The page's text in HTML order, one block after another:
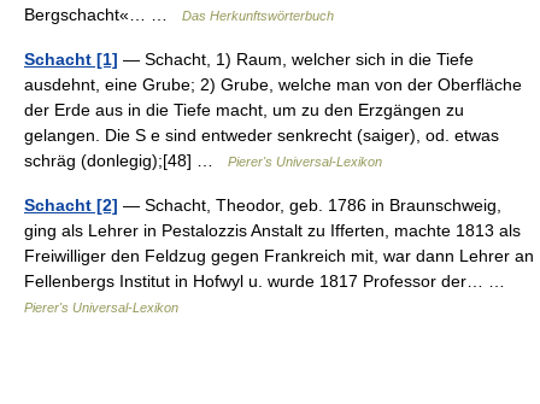
Bergschacht«… …
Das Herkunftswörterbuch
Schacht [1] — Schacht, 1) Raum, welcher sich in die Tiefe
ausdehnt, eine Grube; 2) Grube, welche man von der Oberfläche
der Erde aus in die Tiefe macht, um zu den Erzgängen zu
gelangen. Die S e sind entweder senkrecht (saiger), od. etwas
schräg (donlegig);[48] …
Pierer's Universal-Lexikon
Schacht [2] — Schacht, Theodor, geb. 1786 in Braunschweig,
ging als Lehrer in Pestalozzis Anstalt zu Ifferten, machte 1813 als
Freiwilliger den Feldzug gegen Frankreich mit, war dann Lehrer an
Fellenbergs Institut in Hofwyl u. wurde 1817 Professor der… …
Pierer's Universal-Lexikon